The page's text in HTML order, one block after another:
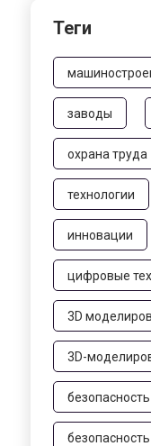
Теги
заводы
охрана труда
технологии
инновации
цифровые
3D
3D-